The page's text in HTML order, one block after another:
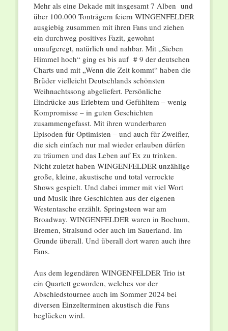
Mehr als eine Dekade mit insgesamt 7 Alben und
über 100.000 Tonträgern feiern WINGENFELDER
ausgiebig zusammen mit ihren Fans und ziehen
ein durchweg positives Fazit, gewohnt
unaufgeregt, natürlich und nahbar. Mit „Sieben
Himmel hoch“ ging es bis auf # 9 der deutschen
Charts und mit „Wenn die Zeit kommt“ haben die
Brüder vielleicht Deutschlands schönsten
Weihnachtssong abgeliefert. Persönliche
Eindrücke aus Erlebtem und Gefühltem – wenig
Kompromisse – in guten Geschichten
zusammengefasst. Mit ihren wunderbaren
Episoden für Optimisten – und auch für Zweifler,
die sich einfach nur mal wieder erlauben dürfen
zu träumen und das Leben auf Ex zu trinken.
Nicht zuletzt haben WINGENFELDER unzählige
große, kleine, akustische und total verrockte
Shows gespielt. Und dabei immer mit viel Wort
und Musik ihre Geschichten aus der eigenen
Westentasche erzählt. Springsteen war am
Broadway. WINGENFELDER waren in Bochum,
Bremen, Stralsund oder auch im Sauerland. Im
Grunde überall. Und überall dort waren auch ihre
Fans.
Aus dem legendären WINGENFELDER Trio ist
ein Quartett geworden, welches vor der
Abschiedstournee auch im Sommer 2024 bei
diversen Einzelterminen akustisch die Fans
beglücken wird.